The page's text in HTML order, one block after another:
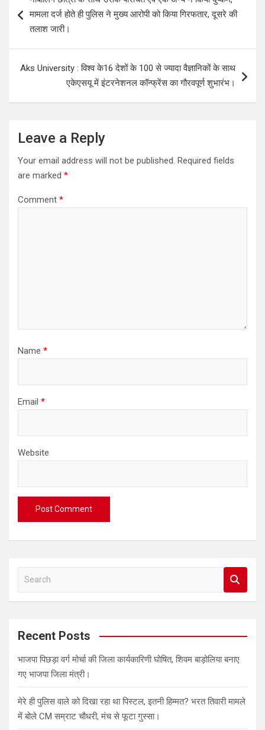
navigation
मामला दर्ज होते ही पुलिस ने मुख्य आरोपी को किया गिरफतार, दूसरे की
तलाश जारी।
Aks University : विश्व के16 देशों के 100 से ज्यादा वैज्ञानिकों के साथ
एकेएसयू में इंटरनेशनल कॉन्फ्रेंस का गौरवपूर्ण शुभारंभ।
Leave a Reply
Your email address will not be published. Required fields
are marked *
Comment *
Name *
Email *
Website
a
c
Recent Posts
भाजपा पिछड़ा वर्ग मोर्चा की जिला कार्यकारिणी घोषित, शिवम बाड़ोलिया बनाए
गए भाजपा जिला मंत्री।
मेरे ही पुलिस वाले को दिखा रहा था पिस्टल, इतनी हिम्मत? भरत तिवारी मामले
में बोले CM सम्राट चौधरी, मंच से फूटा गुस्सा।